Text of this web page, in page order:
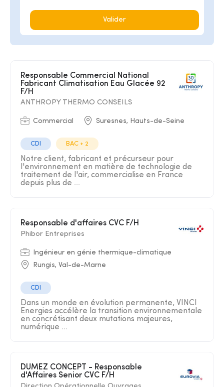
Valider
Responsable Commercial National
Fabricant Climatisation Eau Glacée 92
F/H
ANTHROPY THERMO CONSEILS
Commercial Suresnes, Hauts-de-Seine
CDI BAC + 2
Notre client, fabricant et précurseur pour
l'environnement en matière de technologie de
traitement de l'air, commercialise en France
depuis plus de ...
Responsable d'affaires CVC F/H
Phibor Entreprises
Ingénieur en génie thermique-climatique
Rungis, Val-de-Marne
CDI
Dans un monde en évolution permanente, VINCI
Energies accélère la transition environnementale
en concrétisant deux mutations majeures,
numérique ...
DUMEZ CONCEPT - Responsable
d'Affaires Senior CVC F/H